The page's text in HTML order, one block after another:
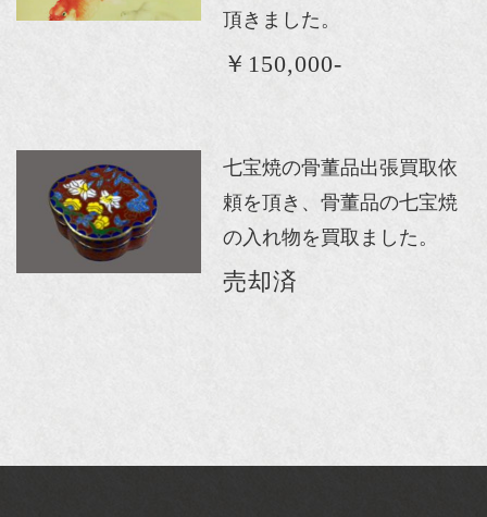
頂きました。
￥150,000-
七宝焼の骨董品出張買取依
頼を頂き、骨董品の七宝焼
の入れ物を買取ました。
売却済